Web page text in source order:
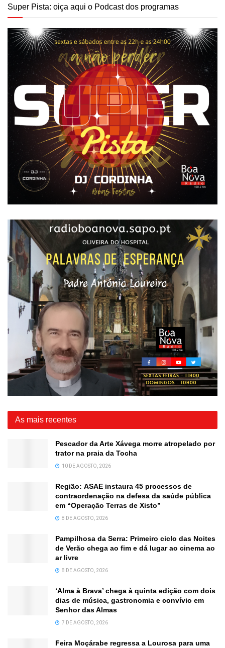
Super Pista: oiça aqui o Podcast dos programas
As mais recentes
Pescador da Arte Xávega morre atropelado por
trator na praia da Tocha
10 DE AGOSTO, 2026
Região: ASAE instaura 45 processos de
contraordenação na defesa da saúde pública
em “Operação Terras de Xisto”
8 DE AGOSTO, 2026
Pampilhosa da Serra: Primeiro ciclo das Noites
de Verão chega ao fim e dá lugar ao cinema ao
ar livre
8 DE AGOSTO, 2026
‘Alma à Brava’ chega à quinta edição com dois
dias de música, gastronomia e convívio em
Senhor das Almas
7 DE AGOSTO, 2026
Feira Moçárabe regressa a Lourosa para uma